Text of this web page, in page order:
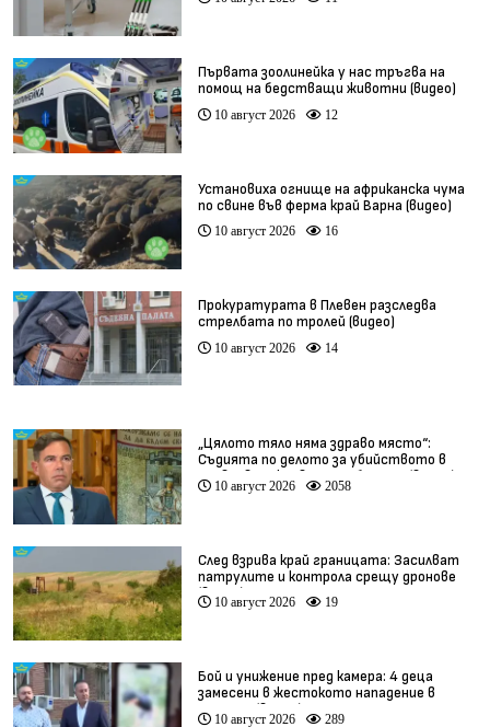
Първата зоолинейка у нас тръгва на
помощ на бедстващи животни (видео)
10 август 2026 12
Установиха огнище на африканска чума
по свине във ферма край Варна (видео)
10 август 2026 16
Прокуратурата в Плевен разследва
стрелбата по тролей (видео)
10 август 2026 14
„Цялото тяло няма здраво място“:
Съдията по делото за убийството в
Пловдив разкрива подробности (видео)
10 август 2026 2058
След взрива край границата: Засилват
патрулите и контрола срещу дронове
(видео)
10 август 2026 19
Бой и унижение пред камера: 4 деца
замесени в жестокото нападение в
Радомир (видео)
10 август 2026 289